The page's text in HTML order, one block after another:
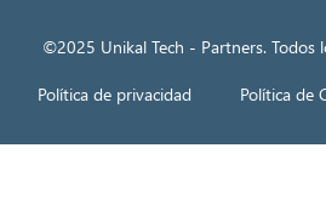
©2025 Unikal Tech - Partners. Todos
Política de privacidad Política de